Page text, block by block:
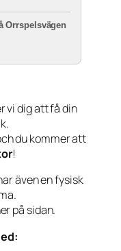
Orrspelsvägen
vi dig att få din
du kommer att
!
även en fysisk
på sidan.